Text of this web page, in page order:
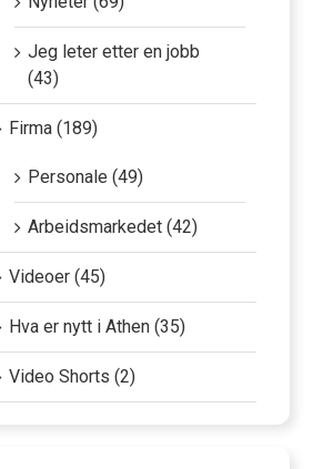
Jeg leter etter en jobb
(43)
Firma (189)
Personale (49)
Arbeidsmarkedet (42)
Videoer (45)
Hva er nytt i Athen (35)
Video Shorts (2)